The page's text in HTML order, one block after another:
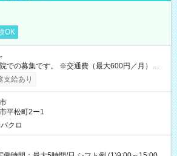
OK
での募集です。 ※交通費（最大600円／月）
用期間あり 試用期間の長さ：1ヶ月 雇用形態、
と同じです。
支給あり
平松町2ー1
クロ